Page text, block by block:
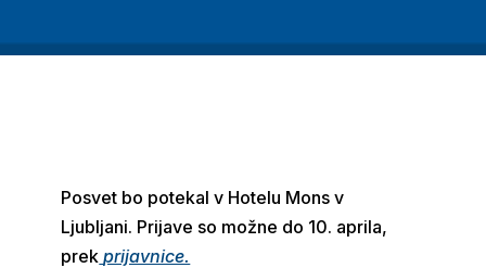
Posvet bo potekal v Hotelu Mons v
Ljubljani. Prijave so možne do 10. aprila,
prek prijavnice.